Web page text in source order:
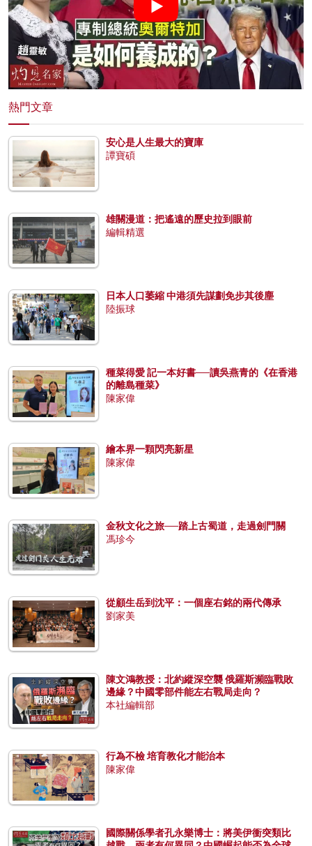
熱門文章
安心是人生最大的寶庫
譚寶碩
雄關漫道：把遙遠的歷史拉到眼前
編輯精選
日本人口萎縮 中港須先謀劃免步其後塵
陸振球
種菜得愛 記一本好書──讀吳燕青的《在香港
的離島種菜》
陳家偉
繪本界一顆閃亮新星
陳家偉
金秋文化之旅──踏上古蜀道，走過劍門關
馮珍今
從顧生岳到沈平：一個座右銘的兩代傳承
劉家美
陳文鴻教授：北約縱深空襲 俄羅斯瀕臨戰敗
邊緣？中國零部件能左右戰局走向？
本社編輯部
行為不檢 培育教化才能治本
陳家偉
國際關係學者孔永樂博士：將美伊衝突類比